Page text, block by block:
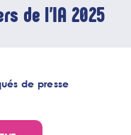
de l’IA 2025
de presse